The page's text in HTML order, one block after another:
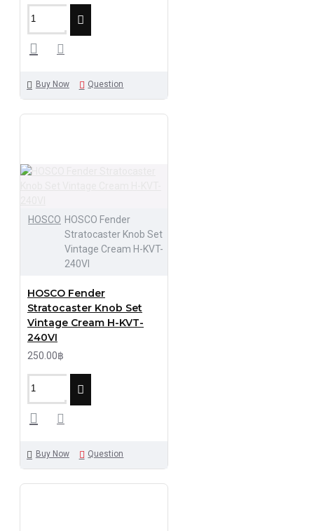
Buy Now Question
HOSCO HOSCO Fender
Stratocaster Knob Set
Vintage Cream H-KVT-
240VI
HOSCO Fender
Stratocaster Knob Set
Vintage Cream H-KVT-
240VI
250.00฿
Buy Now Question